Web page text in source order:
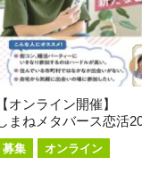
【オンライン開催】
まねメタバース恋活
募集 オンライン